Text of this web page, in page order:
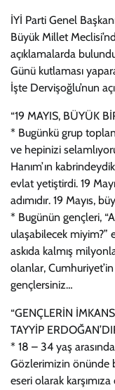
İYİ Parti Genel
Büyük Millet
açıklamalarda
Günü kutlaması
İşte Dervişoğlu’nun
“19 MAYIS, BÜYÜK
* Bugünkü grup
ve hepinizi
Hanım’ın
evlat yetiştirdi. 19
adımıdır. 19 Mayıs,
* Bugünün gençleri,
ulaşabilecek miyim?”
askıda kalmış
olanlar,
gençlersiniz…
“GENÇLERİN
TAYYİP
* 18 – 34 yaş
Gözlerimizin önünde
eseri olarak